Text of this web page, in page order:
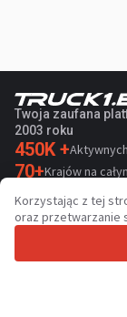
Twoja zaufana
2003 roku
450K +
70+Krajów na
36 Obsługiwanych
4.7/5
Korzystając z tej
oraz przetwarzanie